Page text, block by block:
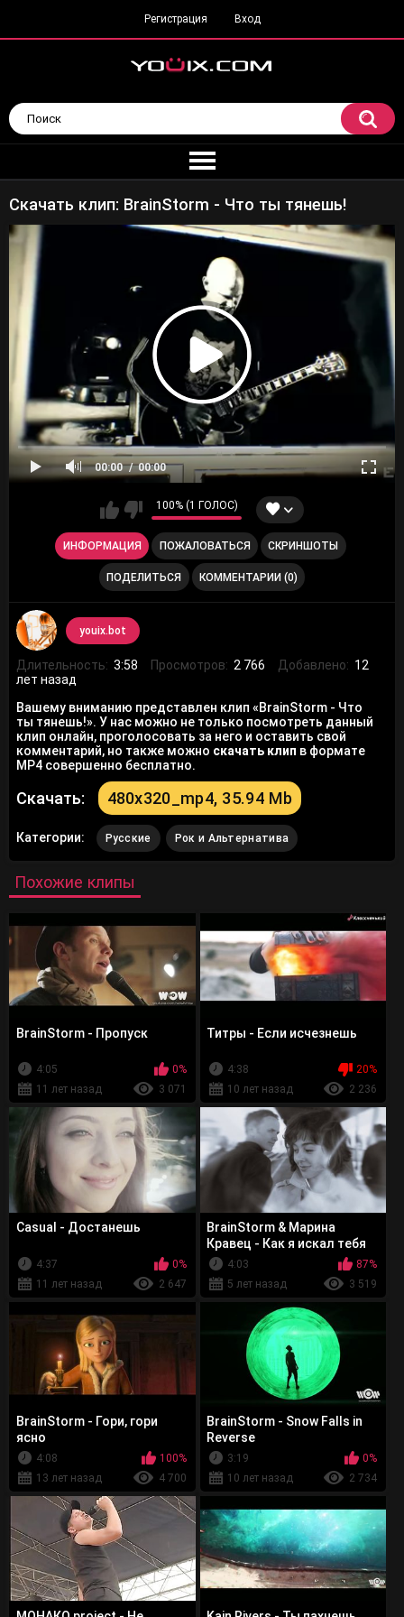
Регистрация Вход
Скачать клип: BrainStorm - Что ты тянешь!
00:00 00:00
100% (1 ГОЛОС)
ИНФОРМАЦИЯ ПОЖАЛОВАТЬСЯ СКРИНШОТЫ
ПОДЕЛИТЬСЯ КОММЕНТАРИИ (0)
youix.bot
Длительность: 3:58 Просмотров: 2 766 Добавлено: 12
лет назад
Вашему вниманию представлен клип «BrainStorm - Что
ты тянешь!». У нас можно не только посмотреть данный
клип онлайн, проголосовать за него и оставить свой
комментарий, но также можно скачать клип в формате
MP4 совершенно бесплатно.
Скачать: 480x320_mp4, 35.94 Mb
Категории: Русские Рок и Альтернатива
Похожие клипы
BrainStorm - Пропуск
4:05
0%
11 лет назад
3 071
Титры - Eсли исчезнешь
4:38
20%
10 лет назад
2 236
Casual - Достанешь
4:37
0%
11 лет назад
2 647
BrainStorm & Марина
Кравец - Как я искал тебя
4:03
87%
5 лет назад
3 519
BrainStorm - Гори, гори
ясно
4:08
100%
13 лет назад
4 700
BrainStorm - Snow Falls in
Reverse
3:19
0%
10 лет назад
2 734